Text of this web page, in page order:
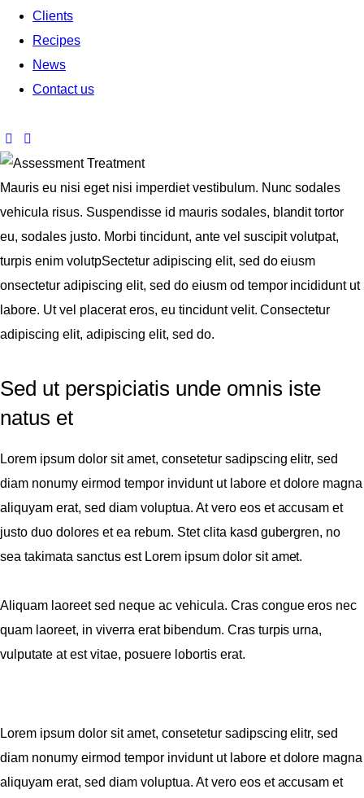
Clients
Recipes
News
Contact us
Mauris eu nisi eget nisi imperdiet vestibulum. Nunc sodales
vehicula risus. Suspendisse id mauris sodales, blandit tortor
eu, sodales justo. Morbi tincidunt, ante vel suscipit volutpat,
turpis enim volutpSectetur adipiscing elit, sed do eiusm
onsectetur adipiscing elit, sed do eiusm od tempor incididunt ut
labore. Ut vel placerat eros, eu tincidunt velit. Consectetur
adipiscing elit, adipiscing elit, sed do.
Sed ut perspiciatis unde omnis iste
natus et
Lorem ipsum dolor sit amet, consetetur sadipscing elitr, sed
diam nonumy eirmod tempor invidunt ut labore et dolore magna
aliquyam erat, sed diam voluptua. At vero eos et accusam et
justo duo dolores et ea rebum. Stet clita kasd gubergren, no
sea takimata sanctus est Lorem ipsum dolor sit amet.
Aliquam laoreet sed neque ac vehicula. Cras congue eros nec
quam laoreet, in viverra erat bibendum. Cras turpis urna,
vulputate at est vitae, posuere lobortis erat.
Lorem ipsum dolor sit amet, consetetur sadipscing elitr, sed
diam nonumy eirmod tempor invidunt ut labore et dolore magna
aliquyam erat, sed diam voluptua. At vero eos et accusam et